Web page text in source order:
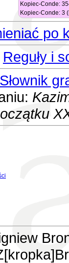
Kopiec-Conde:
Kopiec-Conde: 3
po
Reguły i
Słownik